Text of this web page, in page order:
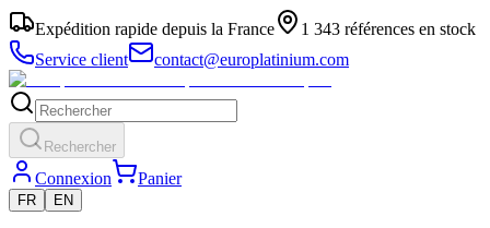
Expédition rapide depuis la France
1 343 références en stock
Service client
contact@europlatinium.com
Rechercher
Connexion Panier
FR EN